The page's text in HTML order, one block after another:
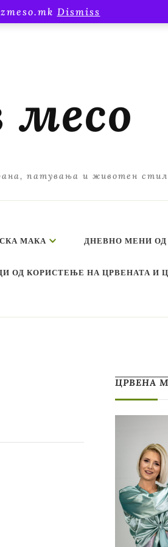
Dismiss
месо
патувања и животен стил
МАКА ДНЕВНО МЕНИ ОД
ОД КОРИСТЕЊЕ НА ЦРВЕНАТА И
ЦРВЕНА